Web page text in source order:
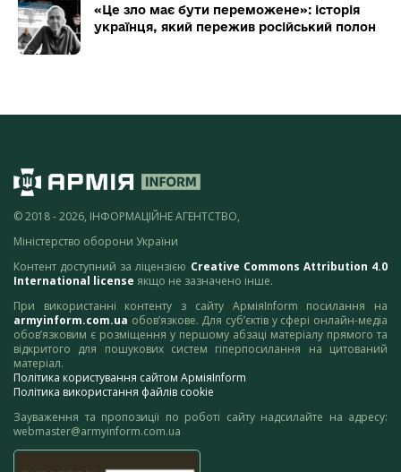
«Це зло має бути переможене»: історія
українця, який пережив російський полон
© 2018 - 2026, ІНФОРМАЦІЙНЕ АГЕНТСТВО,
Міністерство оборони України
Контент доступний за ліцензією Creative Commons Attribution 4.0
International license якщо не зазначено інше.
При використанні контенту з сайту АрміяInform посилання на
armyinform.com.ua обов’язкове. Для суб’єктів у сфері онлайн-медіа
обов’язковим є розміщення у першому абзаці матеріалу прямого та
відкритого для пошукових систем гіперпосилання на цитований
матеріал.
Політика користування сайтом АрміяInform
Політика використання файлів cookie
Зауваження та пропозиції по роботі сайту надсилайте на адресу:
webmaster@armyinform.com.ua